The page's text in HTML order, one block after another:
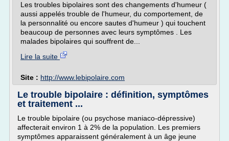
Les troubles bipolaires sont des changements d'humeur (
aussi appelés trouble de l'humeur, du comportement, de
la personnalité ou encore sautes d'humeur ) qui touchent
beaucoup de personnes avec leurs symptômes . Les
malades bipolaires qui souffrent de...
Lire la suite
Site : http://www.lebipolaire.com
Le trouble bipolaire : définition, symptômes
et traitement ...
Le trouble bipolaire (ou psychose maniaco-dépressive)
affecterait environ 1 à 2% de la population. Les premiers
symptômes apparaissent généralement à un âge jeune